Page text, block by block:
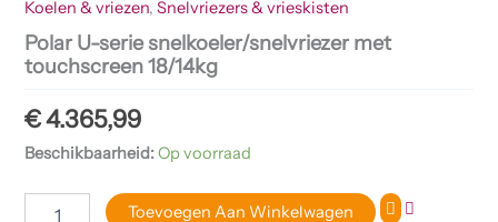
Koelen & vriezen,Snelvriezers & vrieskisten
Polar U-serie snelkoeler/snelvriezer met
touchscreen 18/14kg
€4.365,99
Beschikbaarheid:Op voorraad
Toevoegen Aan Winkelwagen